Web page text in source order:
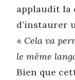
applaudit la
d’instaurer
« Cela va
le même
Bien que